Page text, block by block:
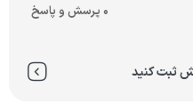
0 پرسش و پاسخ
ثبت کنید